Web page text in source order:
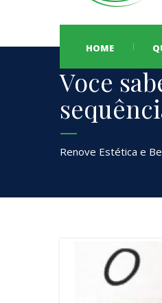
HOME
Voce
Renove Estética e